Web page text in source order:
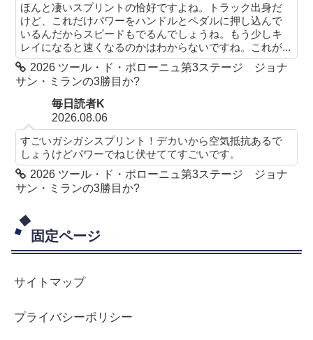
ほんと凄いスプリントの恰好ですよね。トラック出身だ
けど、これだけパワーをハンドルとペダルに押し込んで
いるんだからスピードもでるんでしょうね。もう少しキ
レイになると速くなるのかはわからないですね。これが...
2026 ツール・ド・ポローニュ第3ステージ ジョナ
サン・ミランの3勝目か?
毎日読者K
2026.08.06
すごいガシガシスプリント！デカいから空気抵抗あるで
しょうけどパワーでねじ伏せててすごいです。
2026 ツール・ド・ポローニュ第3ステージ ジョナ
サン・ミランの3勝目か?
固定ページ
サイトマップ
プライバシーポリシー